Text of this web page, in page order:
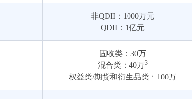
非QDII：1000万元
QDII：1亿元
固收类：30万
混合类：40万3
权益类/期货和衍生品类：100万